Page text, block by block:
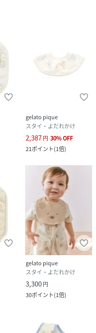
gelato pique
スタイ・よだれかけ
2,387円 30%OFF
21ポイント(1倍)
gelato pique
スタイ・よだれかけ
3,300円
30ポイント(1倍)